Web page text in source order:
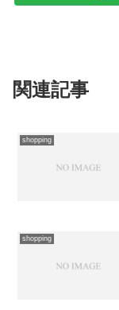
関連記事
shopping
shopping